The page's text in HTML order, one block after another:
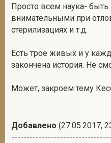
Просто всем наука- быть
внимательными при
стерилизациях и т.д.
Есть трое живых и у
закончена история. Не
Может, закроем тему
Добавлено (27.05.2017,